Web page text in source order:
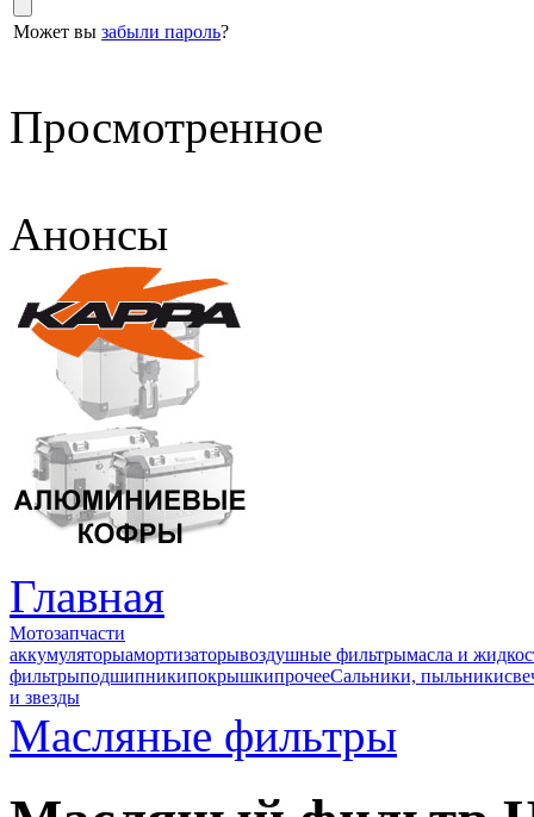
Может вы забыли пароль?
Просмотренное
Анонсы
Главная
Мотозапчасти
аккумуляторыамортизаторывоздушные фильтрымасла и
фильтрыподшипникипокрышкипрочееСальники, пыльники
и звезды
Масляные фильтры